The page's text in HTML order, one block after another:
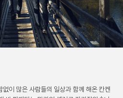
이 많은 사람들의 일상과 함께 해온 칸켄